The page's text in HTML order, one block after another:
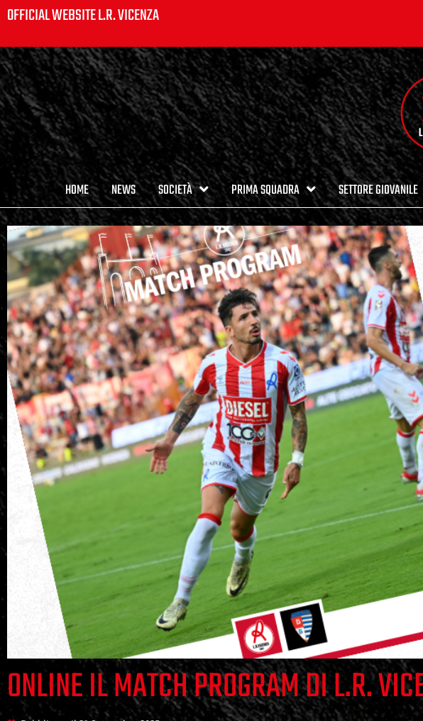
OFFICIAL WEBSITE L.R. VICENZA
HOME NEWS SOCIETÀ PRIMA SQUADRA SETTORE GIOVANILE
ONLINE IL MATCH PROGRAM DI L.R.